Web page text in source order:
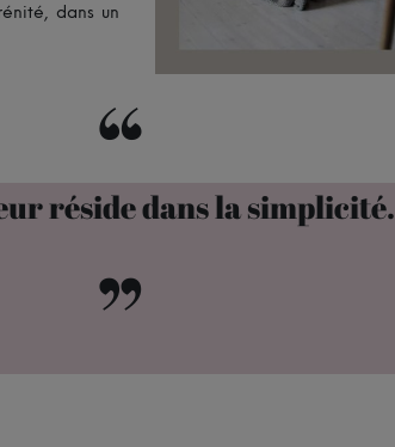
dans un
“
réside dans la simplicité.
”